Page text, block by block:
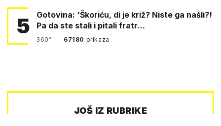
5
Gotovina: 'Škoriću, di je križ? Niste ga našli?!
Pa da ste stali i pitali fratr…
360° 67180 prikaza
JOŠ IZ RUBRIKE